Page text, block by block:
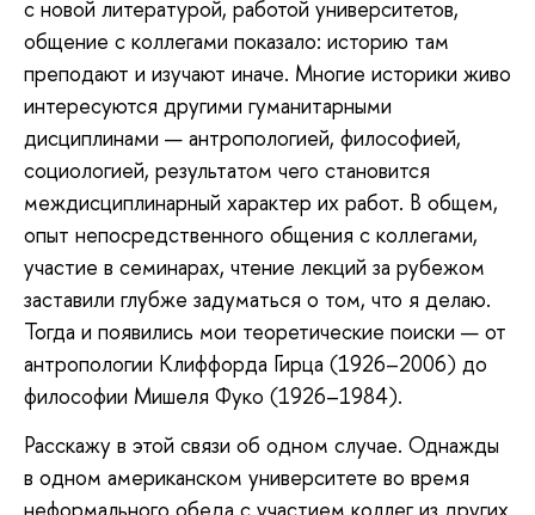
с новой литературой, работой университетов,
общение с коллегами показало: историю там
преподают и изучают иначе. Многие историки живо
интересуются другими гуманитарными
дисциплинами — антропологией, философией,
социологией, результатом чего становится
междисциплинарный характер их работ. В общем,
опыт непосредственного общения с коллегами,
участие в семинарах, чтение лекций за рубежом
заставили глубже задуматься о том, что я делаю.
Тогда и появились мои теоретические поиски — от
антропологии Клиффорда Гирца (1926–2006) до
философии Мишеля Фуко (1926–1984).
Расскажу в этой связи об одном случае. Однажды
в одном американском университете во время